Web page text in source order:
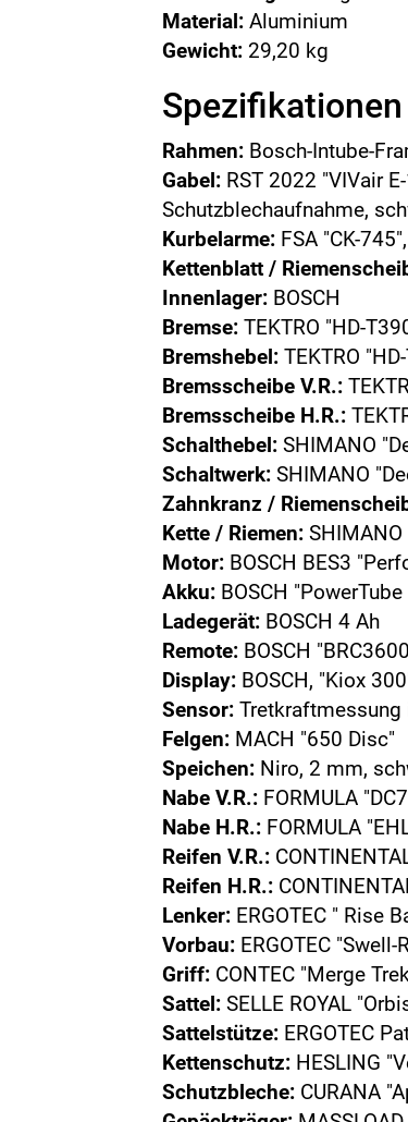
Material: Aluminium
Gewicht: 29,20 kg
Spezifikationen
Rahmen: Bosch-Intube-
Gabel: RST 2022 "VIVair
Schutzblechaufnahme,
Kurbelarme: FSA "CK-
Kettenblatt /
Innenlager: BOSCH
Bremse: TEKTRO "HD-
Bremshebel: TEKTRO
Bremsscheibe V.R.:
Bremsscheibe H.R.:
Schalthebel: SHIMANO
Schaltwerk: SHIMANO
Zahnkranz /
Kette / Riemen: SHIMANO
Motor: BOSCH BES3
Akku: BOSCH
Ladegerät: BOSCH 4 Ah
Remote: BOSCH
Display: BOSCH, "Kiox
Sensor:
Felgen: MACH "650 Disc"
Speichen: Niro, 2 mm,
Nabe V.R.: FORMULA
Nabe H.R.: FORMULA
Reifen V.R.:
Reifen H.R.:
Lenker: ERGOTEC " Rise
Vorbau: ERGOTEC
Griff: CONTEC "Merge
Sattel: SELLE ROYAL
Sattelstütze: ERGOTEC
Kettenschutz: HESLING
Schutzbleche: CURANA